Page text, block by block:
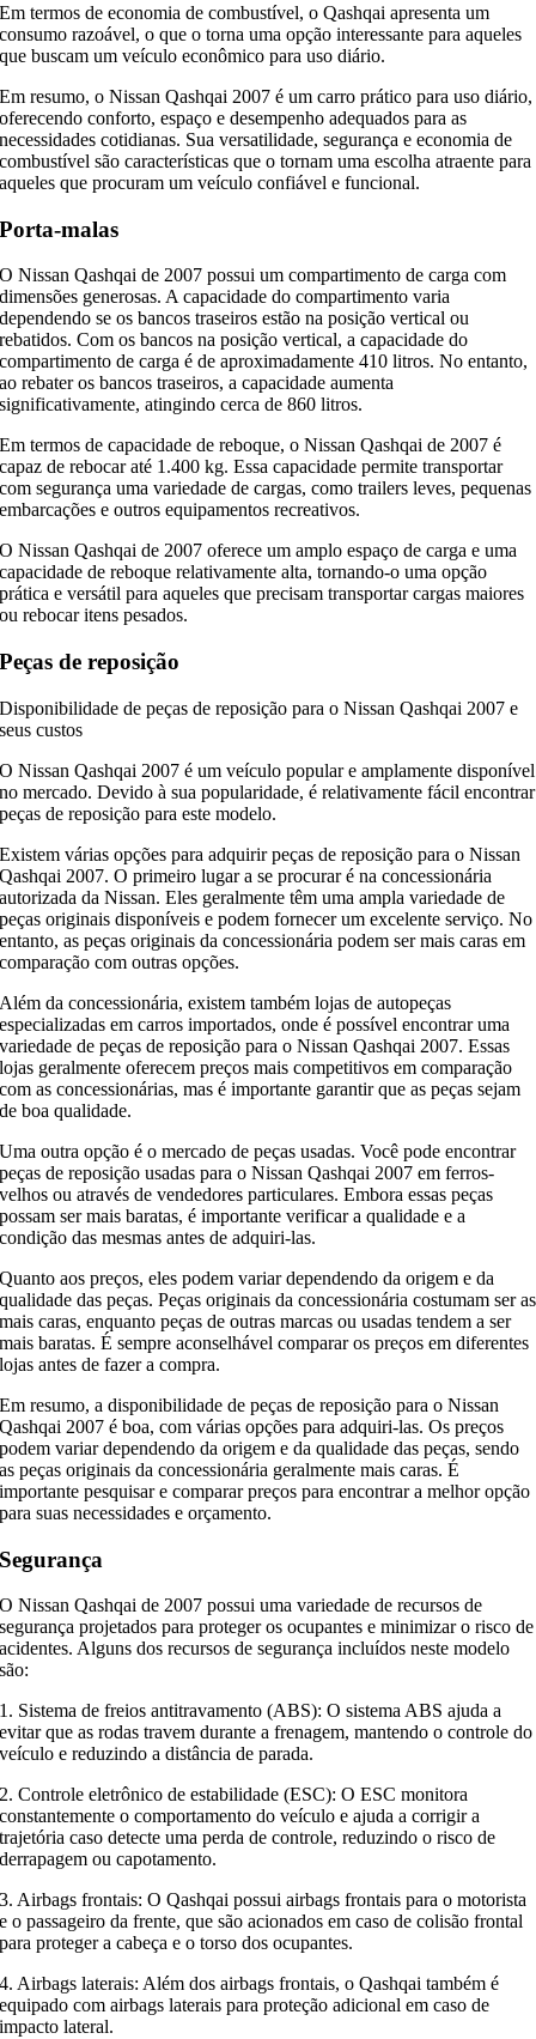
Em termos de economia de combustível, o Qashqai apresenta um
consumo razoável, o que o torna uma opção interessante para aqueles
que buscam um veículo econômico para uso diário.
Em resumo, o Nissan Qashqai 2007 é um carro prático para uso diário,
oferecendo conforto, espaço e desempenho adequados para as
necessidades cotidianas. Sua versatilidade, segurança e economia de
combustível são características que o tornam uma escolha atraente para
aqueles que procuram um veículo confiável e funcional.
Porta-malas
O Nissan Qashqai de 2007 possui um compartimento de carga com
dimensões generosas. A capacidade do compartimento varia
dependendo se os bancos traseiros estão na posição vertical ou
rebatidos. Com os bancos na posição vertical, a capacidade do
compartimento de carga é de aproximadamente 410 litros. No entanto,
ao rebater os bancos traseiros, a capacidade aumenta
significativamente, atingindo cerca de 860 litros.
Em termos de capacidade de reboque, o Nissan Qashqai de 2007 é
capaz de rebocar até 1.400 kg. Essa capacidade permite transportar
com segurança uma variedade de cargas, como trailers leves, pequenas
embarcações e outros equipamentos recreativos.
O Nissan Qashqai de 2007 oferece um amplo espaço de carga e uma
capacidade de reboque relativamente alta, tornando-o uma opção
prática e versátil para aqueles que precisam transportar cargas maiores
ou rebocar itens pesados.
Peças de reposição
Disponibilidade de peças de reposição para o Nissan Qashqai 2007 e
seus custos
O Nissan Qashqai 2007 é um veículo popular e amplamente disponível
no mercado. Devido à sua popularidade, é relativamente fácil encontrar
peças de reposição para este modelo.
Existem várias opções para adquirir peças de reposição para o Nissan
Qashqai 2007. O primeiro lugar a se procurar é na concessionária
autorizada da Nissan. Eles geralmente têm uma ampla variedade de
peças originais disponíveis e podem fornecer um excelente serviço. No
entanto, as peças originais da concessionária podem ser mais caras em
comparação com outras opções.
Além da concessionária, existem também lojas de autopeças
especializadas em carros importados, onde é possível encontrar uma
variedade de peças de reposição para o Nissan Qashqai 2007. Essas
lojas geralmente oferecem preços mais competitivos em comparação
com as concessionárias, mas é importante garantir que as peças sejam
de boa qualidade.
Uma outra opção é o mercado de peças usadas. Você pode encontrar
peças de reposição usadas para o Nissan Qashqai 2007 em ferros-
velhos ou através de vendedores particulares. Embora essas peças
possam ser mais baratas, é importante verificar a qualidade e a
condição das mesmas antes de adquiri-las.
Quanto aos preços, eles podem variar dependendo da origem e da
qualidade das peças. Peças originais da concessionária costumam ser as
mais caras, enquanto peças de outras marcas ou usadas tendem a ser
mais baratas. É sempre aconselhável comparar os preços em diferentes
lojas antes de fazer a compra.
Em resumo, a disponibilidade de peças de reposição para o Nissan
Qashqai 2007 é boa, com várias opções para adquiri-las. Os preços
podem variar dependendo da origem e da qualidade das peças, sendo
as peças originais da concessionária geralmente mais caras. É
importante pesquisar e comparar preços para encontrar a melhor opção
para suas necessidades e orçamento.
Segurança
O Nissan Qashqai de 2007 possui uma variedade de recursos de
segurança projetados para proteger os ocupantes e minimizar o risco de
acidentes. Alguns dos recursos de segurança incluídos neste modelo
são:
1. Sistema de freios antitravamento (ABS): O sistema ABS ajuda a
evitar que as rodas travem durante a frenagem, mantendo o controle do
veículo e reduzindo a distância de parada.
2. Controle eletrônico de estabilidade (ESC): O ESC monitora
constantemente o comportamento do veículo e ajuda a corrigir a
trajetória caso detecte uma perda de controle, reduzindo o risco de
derrapagem ou capotamento.
3. Airbags frontais: O Qashqai possui airbags frontais para o motorista
e o passageiro da frente, que são acionados em caso de colisão frontal
para proteger a cabeça e o torso dos ocupantes.
4. Airbags laterais: Além dos airbags frontais, o Qashqai também é
equipado com airbags laterais para proteção adicional em caso de
impacto lateral.